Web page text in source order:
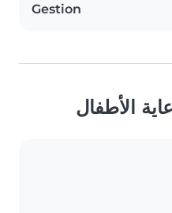
Gestion
الأطفال